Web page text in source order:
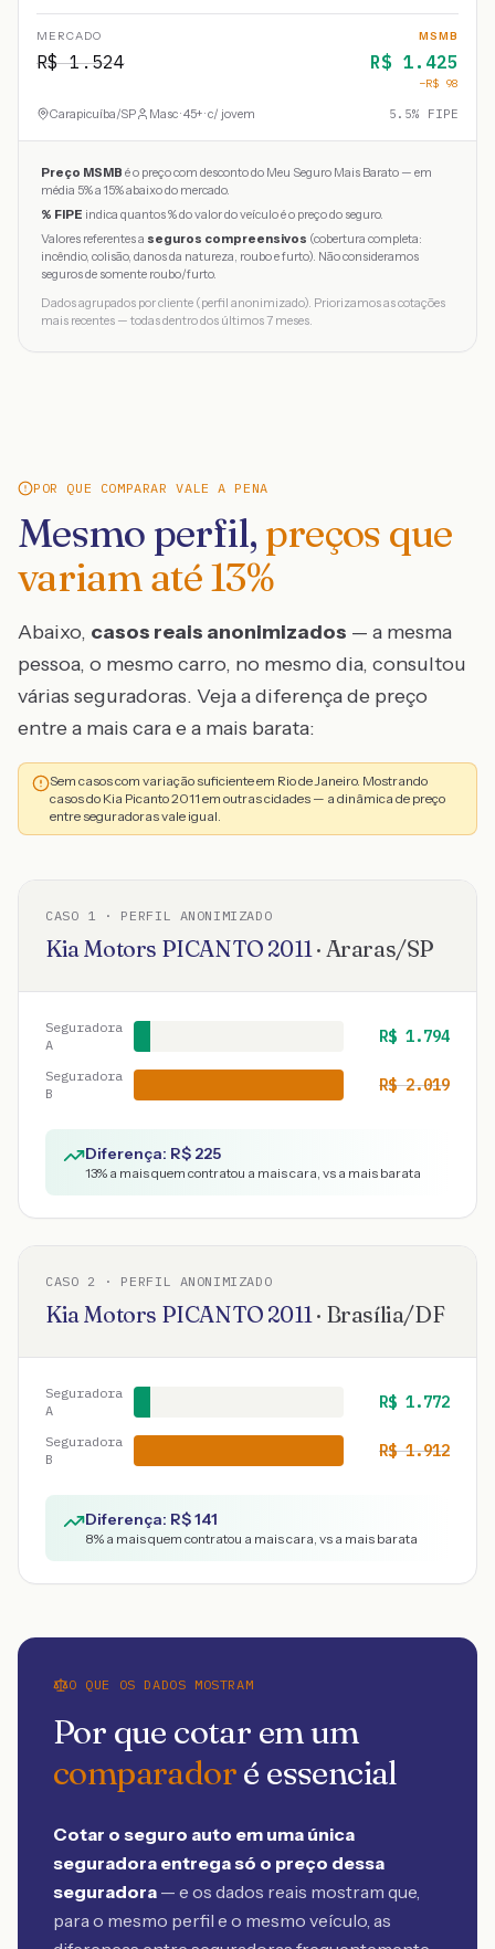
MERCADO
R$1.524
MSMB
R$ 1.425
−R$ 98
Carapicuíba/SP Masc · 45+ · c/ jovem 5.5% FIPE
Preço MSMB é o preço com desconto do Meu Seguro Mais Barato — em
média 5% a 15% abaixo do mercado.
% FIPE indica quantos % do valor do veículo é o preço do seguro.
Valores referentes a seguros compreensivos (cobertura completa:
incêndio, colisão, danos da natureza, roubo e furto). Não consideramos
seguros de somente roubo/furto.
Dados agrupados por cliente (perfil anonimizado). Priorizamos as cotações
mais recentes — todas dentro dos últimos 7 meses.
POR QUE COMPARAR VALE A PENA
Mesmo perfil, preços que
variam até13%
Abaixo, casos reais anonimizados — a mesma
pessoa, o mesmo carro, no mesmo dia, consultou
várias seguradoras. Veja a diferença de preço
entre a mais cara e a mais barata:
Sem casos com variação suficiente em Rio de Janeiro. Mostrando
casos do Kia Picanto 2011 em outras cidades — a dinâmica de preço
entre seguradoras vale igual.
CASO 1 · PERFIL ANONIMIZADO
Kia Motors PICANTO 2011· Araras/SP
Seguradora
A
R$ 1.794
Seguradora
B
R$2.019
Diferença: R$ 225
13% a mais quem contratou a mais cara, vs a mais barata
CASO 2 · PERFIL ANONIMIZADO
Kia Motors PICANTO 2011· Brasília/DF
Seguradora
A
R$ 1.772
Seguradora
B
R$1.912
Diferença: R$141
8% a mais quem contratou a mais cara, vs a mais barata
O QUE OS DADOS MOSTRAM
Por que cotar em um
comparadoré essencial
Cotar o seguro auto em uma única
seguradora entrega só o preço dessa
seguradora — e os dados reais mostram que,
para o mesmo perfil e o mesmo veículo, as